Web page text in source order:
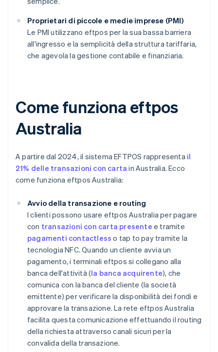
Proprietari di piccole e medie imprese (PMI)
Le PMI utilizzano eftpos per la sua bassa barriera
all'ingresso e la semplicità della struttura tariffaria,
che agevola la gestione contabile e finanziaria.
Come funziona eftpos
Australia
A partire dal 2024, il sistema EFTPOS rappresenta il
21% delle transazioni con carta in Australia. Ecco
come funziona eftpos Australia:
Avvio della transazione e routing
I clienti possono usare eftpos Australia per pagare
con transazioni con carta presente e tramite
pagamenti contactless o tap to pay tramite la
tecnologia NFC. Quando un cliente avvia un
pagamento, i terminali eftpos si collegano alla
banca dell'attività (la banca acquirente), che
comunica con la banca del cliente (la società
emittente) per verificare la disponibilità dei fondi e
approvare la transazione. La rete eftpos Australia
facilita questa comunicazione effettuando il routing
della richiesta attraverso canali sicuri per la
convalida della transazione.